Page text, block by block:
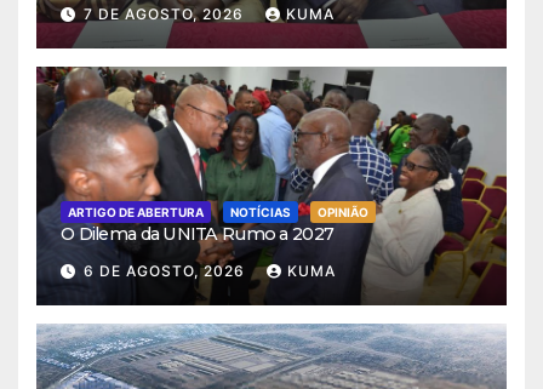
7 DE AGOSTO, 2026 KUMA
ARTIGO DE ABERTURA NOTÍCIAS OPINIÃO
O Dilema da UNITA Rumo a 2027
6 DE AGOSTO, 2026 KUMA